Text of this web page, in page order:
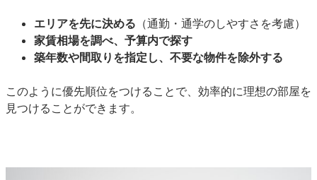
エリアを先に決める （通勤・通学のしやすさを考慮）
家賃相場を調べ、予算内で探す
築年数や間取りを指定し、不要な物件を除外する
このように優先順位をつけることで、効率的に理想の部屋を
見つけることができます。